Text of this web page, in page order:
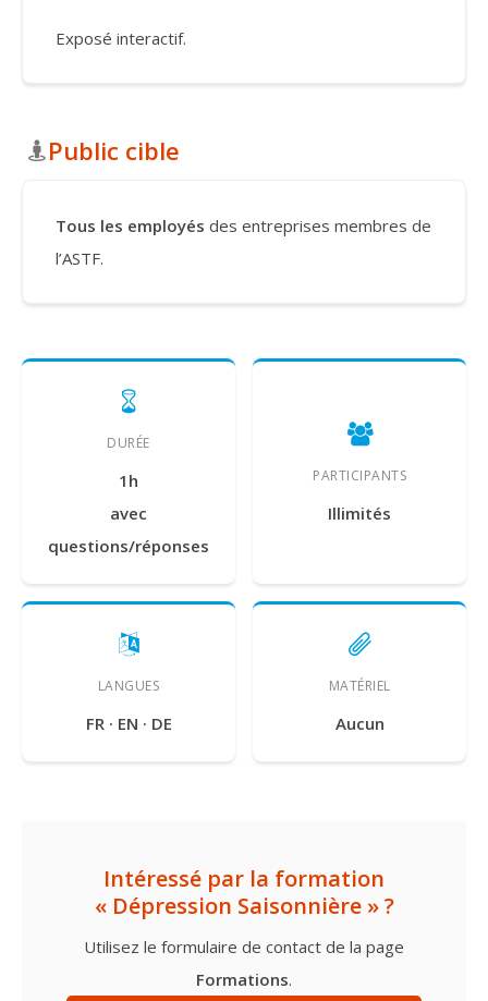
Exposé interactif.
Public cible
Tous les employés des entreprises membres de
l’ASTF.
DURÉE
1h
avec
questions/réponses
PARTICIPANTS
Illimités
LANGUES
FR · EN · DE
MATÉRIEL
Aucun
Intéressé par la formation
« Dépression Saisonnière » ?
Utilisez le formulaire de contact de la page
Formations.